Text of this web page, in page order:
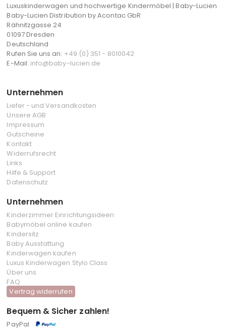
Luxuskinderwagen und hochwertige Kindermöbel | Baby-Lucien
Baby-Lucien Distribution by Acontac GbR
Rähnitzgasse 24
01097 Dresden
Deutschland
Rufen Sie uns an: +49 (0) 351 - 8010042
E-Mail: info@baby-lucien.de
Unternehmen
Liefer - und Versandkosten
Unsere AGB
Impressum
Gutscheine
Kontakt
Widerrufsrecht
Links
Hilfe & Support
Datenschutz
Unternehmen
Kinderzimmer Einrichtungsideen
Babymöbel online kaufen
Kindersitz
Baby Ausstattung
Kinderwagen kaufen
Luxus Kinderwagen Stylo Class
Über uns
FAQ
Vertrag widerrufen
Bequem & Sicher zahlen!
PayPal